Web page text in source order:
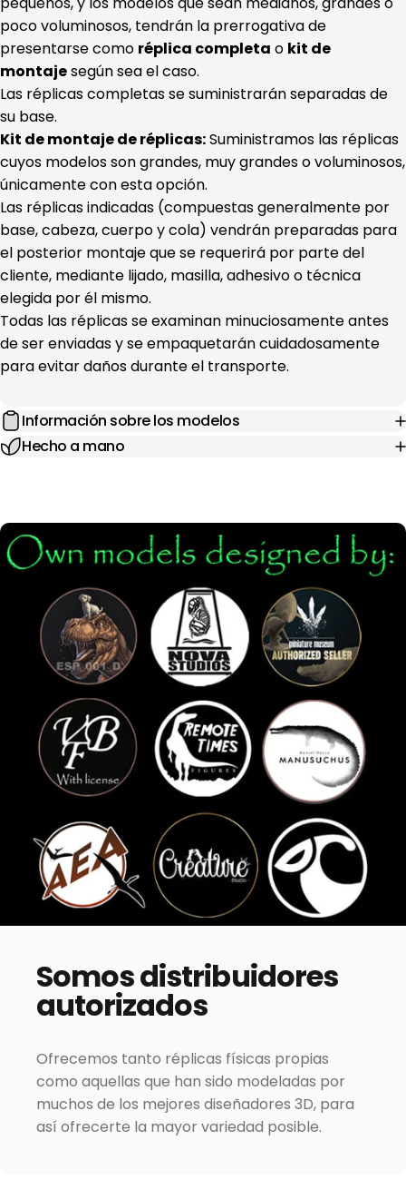
poco voluminosos, tendrán la prerrogativa de
presentarse como réplica completa o kit de
montajesegún sea el caso.
Las réplicas completas se suministrarán separadas de
su base.
Kit de montaje de réplicas:Suministramos las réplicas
cuyos modelos son grandes, muy grandes o voluminosos,
únicamente con esta opción.
Las réplicas indicadas (compuestas generalmente por
base, cabeza, cuerpo y cola) vendrán preparadas para
el posterior montaje que se requerirá por parte del
cliente, mediante lijado, masilla, adhesivo o técnica
elegida por él mismo.
Todas las réplicas se examinan minuciosamente antes
de ser enviadas y se empaquetarán cuidadosamente
para evitar daños durante el transporte.
Información sobre los modelos
Hecho a mano
Somosdistribuidores
autorizados
Ofrecemos tanto réplicas físicas propias
como aquellas que han sido modeladas por
muchos de los mejores diseñadores 3D, para
así ofrecerte la mayor variedad posible.